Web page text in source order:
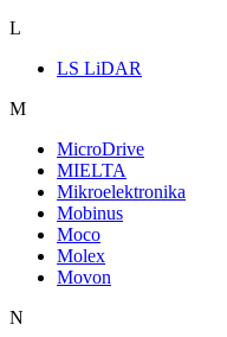
L
LS LiDAR
M
MicroDrive
MIELTA
Mikroelektronika
Mobinus
Moco
Molex
Movon
N